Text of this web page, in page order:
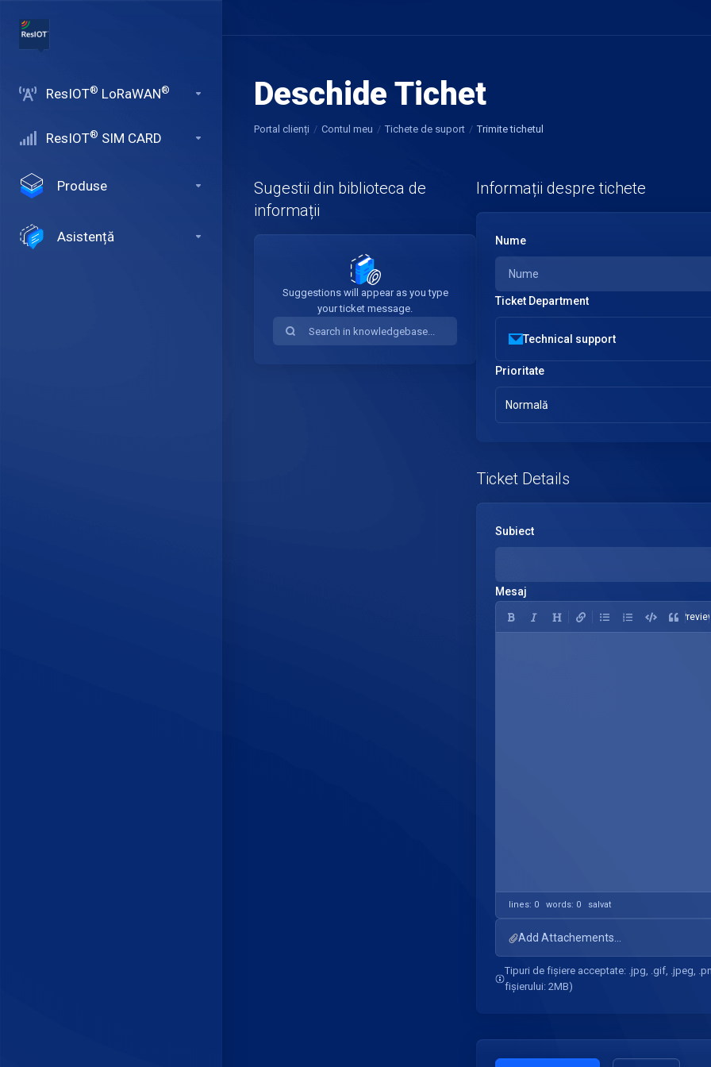
ResIOT® LoRaWAN®
ResIOT® SIM CARD
Produse
Asistență
Deschide Tichet
Portal clienți Contul meu Tichete de suport Trimite tichetul
Sugestii din biblioteca de
informații
Suggestions will appear as you type
your ticket message.
Informații despre tichete
Nume
Ticket Department
Technical support
Prioritate
Normală
Ticket Details
Subiect
Mesaj
lines: 0 words: 0 salvat
Add Attachements...
Tipuri de fișiere acceptate: .jpg, .gif, .jpeg,
fișierului: 2MB)